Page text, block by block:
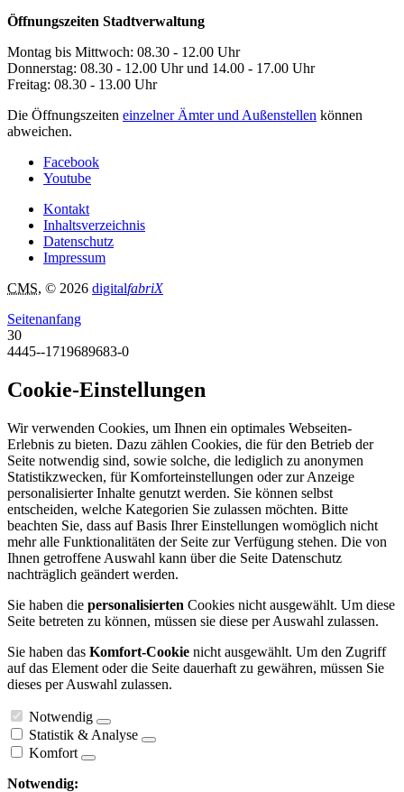
Öffnungszeiten Stadtverwaltung
Montag bis Mittwoch: 08.30 - 12.00 Uhr
Donnerstag: 08.30 - 12.00 Uhr und 14.00 - 17.00 Uhr
Freitag: 08.30 - 13.00 Uhr
Die Öffnungszeiten einzelner Ämter und Außenstellen können
abweichen.
Facebook
Youtube
Kontakt
Inhaltsverzeichnis
Datenschutz
Impressum
CMS, © 2026 digitalfabriX
Seitenanfang
30
4445--1719689683-0
Cookie-Einstellungen
Wir verwenden Cookies, um Ihnen ein optimales Webseiten-
Erlebnis zu bieten. Dazu zählen Cookies, die für den Betrieb der
Seite notwendig sind, sowie solche, die lediglich zu anonymen
Statistikzwecken, für Komforteinstellungen oder zur Anzeige
personalisierter Inhalte genutzt werden. Sie können selbst
entscheiden, welche Kategorien Sie zulassen möchten. Bitte
beachten Sie, dass auf Basis Ihrer Einstellungen womöglich nicht
mehr alle Funktionalitäten der Seite zur Verfügung stehen. Die von
Ihnen getroffene Auswahl kann über die Seite Datenschutz
nachträglich geändert werden.
Sie haben die personalisierten Cookies nicht ausgewählt. Um diese
Seite betreten zu können, müssen sie diese per Auswahl zulassen.
Sie haben das Komfort-Cookie nicht ausgewählt. Um den Zugriff
auf das Element oder die Seite dauerhaft zu gewähren, müssen Sie
dieses per Auswahl zulassen.
Notwendig
Statistik & Analyse
Komfort
Notwendig: